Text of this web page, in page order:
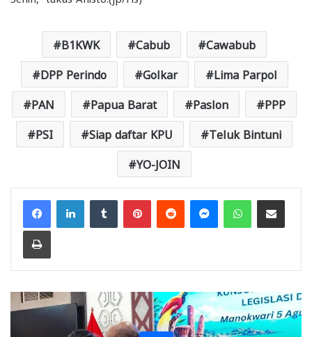
B1KWK Cabub Cawabub
DPP Perindo Golkar Lima Parpol
PAN Papua Barat Paslon PPP
PSI Siap daftar KPU Teluk Bintuni
YO-JOIN
FacebookLinkedInTumblr PinterestReddit MessengerWhatsAppShare via Email
Print